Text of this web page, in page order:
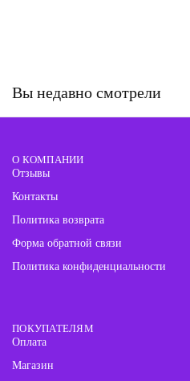
Вы недавно смотрели
О КОМПАНИИ
Отзывы
Контакты
Политика возврата
Форма обратной связи
Политика конфиденциальности
ПОКУПАТЕЛЯМ
Оплата
Магазин